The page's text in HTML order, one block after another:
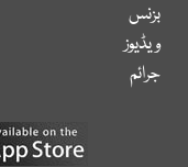
بزنس
ویڈیوز
جرائم